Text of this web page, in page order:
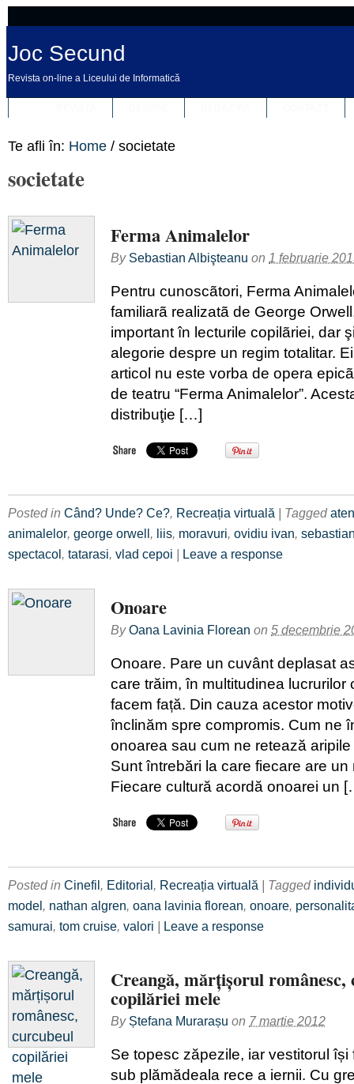
Joc Secund
Revista on-line a Liceului de Informatică
Te afli în: Home / societate
societate
Ferma Animalelor
By Sebastian Albişteanu on 1 februarie
Pentru cunoscãtori, Ferma
familiarã realizatã de George
important în lecturile copilãriei, dar
alegorie despre un regim totalitar.
articol nu este vorba de opera
de teatru “Ferma Animalelor”.
distribuţie […]
Posted in Când? Unde? Ce?, Recreația virtuală | Tagged
animalelor, george orwell, liis, moravuri, ovidiu ivan,
spectacol, tatarasi, vlad cepoi | Leave a response
Onoare
ByOana Lavinia Florean on 5 decembrie
Onoare. Pare un cuvânt deplasat
care trăim, în multitudinea lucrurilor
facem față. Din cauza acestor
înclinăm spre compromis. Cum ne
onoarea sau cum ne retează
Sunt întrebări la care fiecare are
Fiecare cultură acordă onoarei un
Posted in Cinefil, Editorial, Recreația virtuală | Tagged
model, nathan algren, oana lavinia florean, onoare,
samurai, tom cruise, valori | Leave a response
Creangă, mărțișorul românesc,
copilăriei mele
By Ștefana Murarașu on 7 martie 2012
Se topesc zăpezile, iar vestitorul
sub plămădeala rece a iernii. Cu